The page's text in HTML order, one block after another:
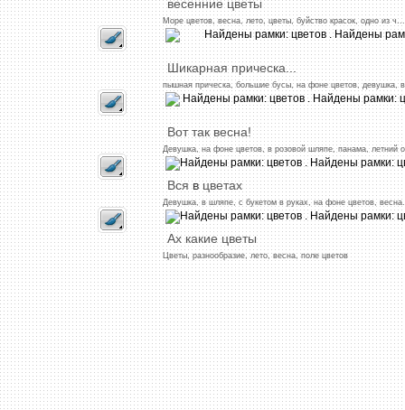
весенние цветы
Море цветов, весна, лето, цветы, буйство красок, одно изч...
Шикарная прическа...
пышная прическа, большие бусы, на фоне цветов, девушка,
Вот так весна!
Девушка, на фоне цветов, в розовой шляпе, панама, летний
Всявцветах
Девушка, в шляпе, с букетом вруках, на фоне цветов, весна
Ах какие цветы
Цветы, разнообразие, лето, весна, поле цветов